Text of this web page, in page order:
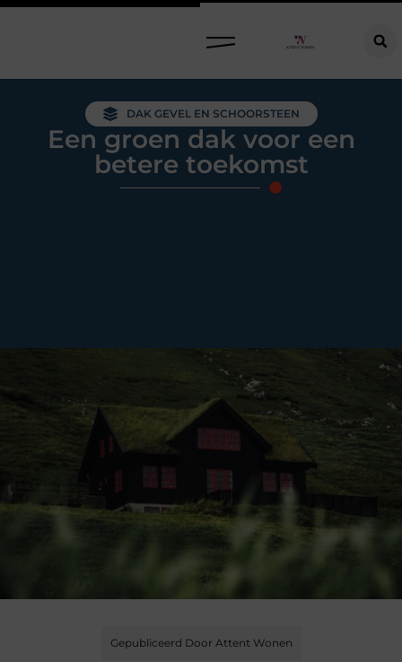
DAK GEVEL EN SCHOORSTEEN
Een groen dak voor een
betere toekomst
Gepubliceerd Door Attent Wonen